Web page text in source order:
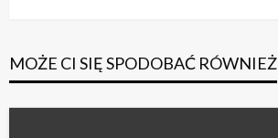
MOŻE CI SIĘ SPODOBAĆ RÓWNIEŻ